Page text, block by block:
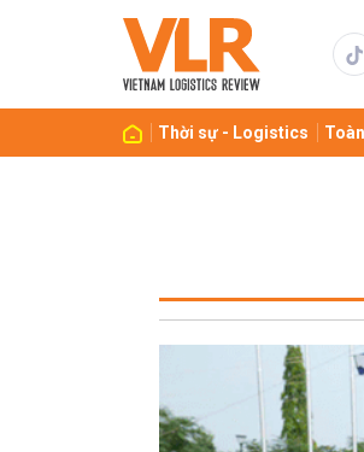
Thời sự - Logistics